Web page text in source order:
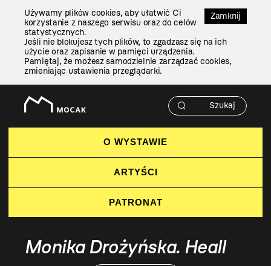
Zamknij
Używamy plików cookies, aby ułatwić Ci
korzystanie z naszego serwisu oraz do celów
statystycznych.
Jeśli nie blokujesz tych plików, to zgadzasz się na ich
użycie oraz zapisanie w pamięci urządzenia.
Pamiętaj, że możesz samodzielnie zarządzać cookies,
zmieniając ustawienia przeglądarki.
O WYSTAWIE
ARTYŚCI
PATRONAT
Monika Drożyńska. Heall